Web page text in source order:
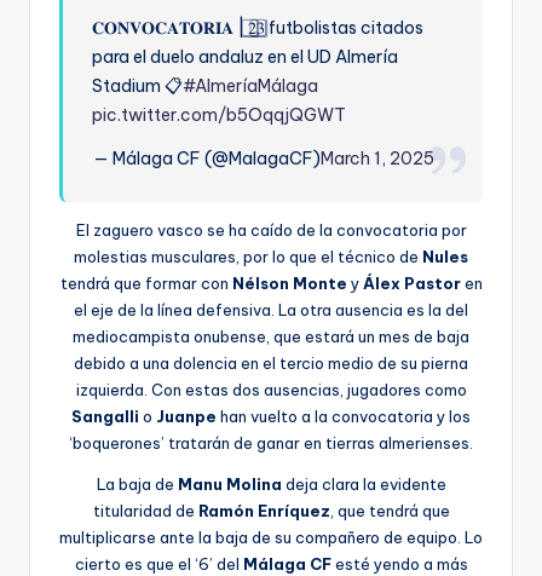
𝐂𝐎𝐍𝐕𝐎𝐂𝐀𝐓𝐎𝐑𝐈𝐀 | 2⃣3⃣ futbolistas citados
para el duelo andaluz en el UD Almería
Stadium 📋#AlmeríaMálaga
pic.twitter.com/b5OqqjQGWT
— Málaga CF (@MalagaCF)March 1, 2025
El zaguero vasco se ha caído de la convocatoria por
molestias musculares, por lo que el técnico de Nules
tendrá que formar con Nélson Monte yÁlex Pastoren
el eje de la línea defensiva. La otra ausencia es la del
mediocampista onubense, que estará un mes de baja
debido a una dolencia en el tercio medio de su pierna
izquierda. Con estas dos ausencias, jugadores como
Sangalli o Juanpe han vuelto a la convocatoria y los
‘boquerones’ tratarán de ganar en tierras almerienses.
La baja de Manu Molina deja clara la evidente
titularidad de Ramón Enríquez, que tendrá que
multiplicarse ante la baja de su compañero de equipo. Lo
cierto es que el ‘6’ del Málaga CFesté yendo a más